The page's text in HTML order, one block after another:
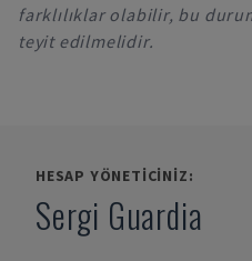
farklılıklar olabilir, bu
teyit edilmelidir.
HESAP YÖNETICINIZ:
Sergi Guardia